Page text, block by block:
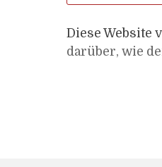
Diese Website
darüber, wie